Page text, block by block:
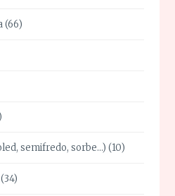
(66)
semifredo, sorbe…) (10)
(34)